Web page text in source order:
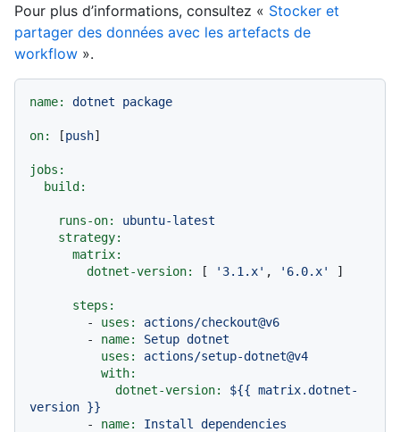
Pour plus d’informations, consultez « Stocker et
partager des données avec les artefacts de
workflow ».
name: dotnet package
on: [push]
jobs:
build:
runs-on:
ubuntu-latest
strategy:
matrix:
dotnet-version:
[ '3.1.x' , '6.0.x' ]
steps:
-
uses:
actions/checkout@v6
-
name: Setup dotnet
uses:
actions/setup-dotnet@v4
with:
dotnet-version:
${{ matrix.dotnet-
version }}
-
name: Install
dependencies